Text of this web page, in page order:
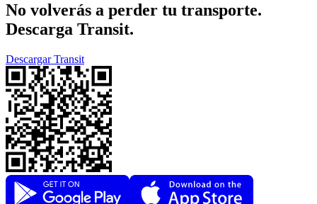
No volverás a perder tu transporte.
Descarga Transit.
Descargar Transit